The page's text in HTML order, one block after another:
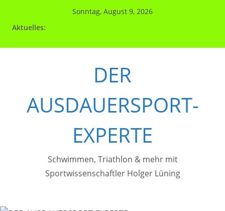
Sonntag, August 9, 2026
Aktuelles:
DER
AUSDAUERSPORT-
EXPERTE
Schwimmen, Triathlon & mehr mit
Sportwissenschaftler Holger Lüning